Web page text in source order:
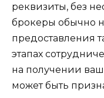
реквизиты, без
брокеры обычно
предоставления
этапах
на получении
может быть